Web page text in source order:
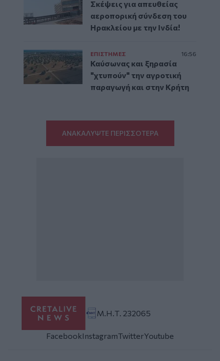
Σκέψεις για απευθείας
αεροπορική σύνδεση του
Ηρακλείου με την Ινδία!
ΕΠΙΣΤΗΜΕΣ 16:56
Καύσωνας και ξηρασία
"χτυπούν" την αγροτική
παραγωγή και στην Κρήτη
ΑΝΑΚΑΛΥΨΤΕ ΠΕΡΙΣΣΟΤΕΡΑ
Μ.Η.Τ. 232065
FacebookInstagramTwitterYoutube